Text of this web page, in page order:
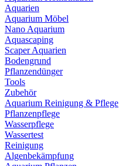
Aquarien
Aquarium Möbel
Nano Aquarium
Aquascaping
Scaper Aquarien
Bodengrund
Pflanzendünger
Tools
Zubehör
Aquarium Reinigung & Pflege
Pflanzenpflege
Wasserpflege
Wassertest
Reinigung
Algenbekämpfung